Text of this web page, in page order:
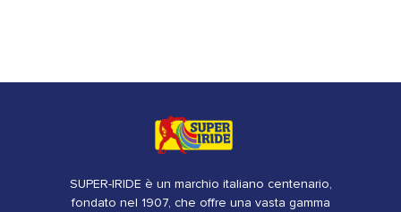
SUPER-IRIDE è un marchio italiano centenario,
fondato nel 1907, che offre una vasta gamma